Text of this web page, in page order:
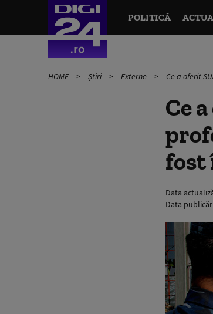
POLITICĂ
HOME Știri Externe Ce a oferit
Ce
fost
Data
Data